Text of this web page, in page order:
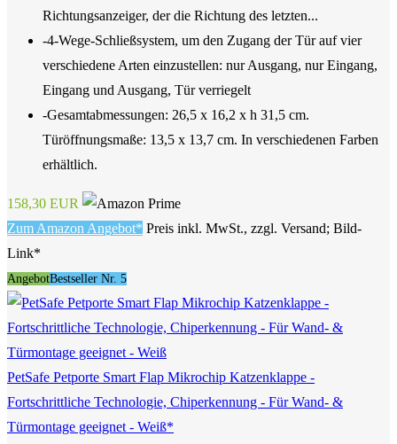
Richtungsanzeiger, der die Richtung des letzten...
-4-Wege-Schließsystem, um den Zugang der Tür auf vier
verschiedene Arten einzustellen: nur Ausgang, nur Eingang,
Eingang und Ausgang, Tür verriegelt
-Gesamtabmessungen: 26,5 x 16,2 x h 31,5 cm.
Türöffnungsmaße: 13,5 x 13,7 cm. In verschiedenen Farben
erhältlich.
158,30 EUR
Zum Amazon Angebot* Preis inkl. MwSt., zzgl. Versand; Bild-
Link*
AngebotBestseller Nr. 5
PetSafe Petporte Smart Flap Mikrochip Katzenklappe -
Fortschrittliche Technologie, Chiperkennung - Für Wand- &
Türmontage geeignet - Weiß*